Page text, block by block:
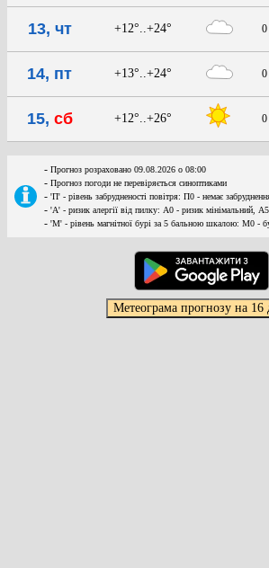
13, чт +12°..+24°
14, пт +13°..+24°
15, сб +12°..+26°
- Прогноз розраховано 09.08.2026 о 08:00
- Прогноз погоди не перевіряється синоптиками
- 'П' - рівень забрудненості повітря: П0 - немає
- 'А' - ризик алергії від пилку: А0 - ризик мінімальний,
- 'М' - рівень магнітної бурі за 5 бальною шкалою: M0 -